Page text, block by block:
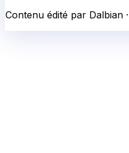
Contenu édité par Dalbian